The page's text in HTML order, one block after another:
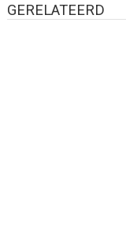
GERELATEERD